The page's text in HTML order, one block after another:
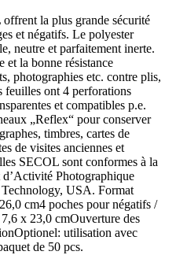
la plus grande sécurité
et négatifs. Le polyester
neutre et parfaitement inerte.
et la bonne résistance
photographies etc. contre plis,
feuilles ont 4 perforations
et compatibles p.e.
„Reflex“ pour conserver
timbres, cartes de
de visites anciennes et
SECOL sont conformes à la
Photographique
USA. Format
cm4 poches pour négatifs /
x 23,0 cmOuverture des
utilisation avec
de 50 pcs.